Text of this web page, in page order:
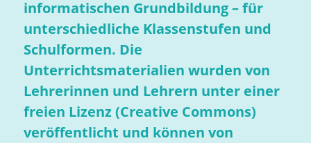
informatischen Grundbildung – für
unterschiedliche Klassenstufen und
Schulformen. Die
Unterrichtsmaterialien wurden von
Lehrerinnen und Lehrern unter einer
freien Lizenz (Creative Commons)
veröffentlicht und können von